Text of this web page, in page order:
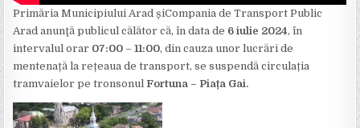
Primăria Municipiului Arad șiCompania de Transport Public
Arad anunţă publicul călător că, în data de 6 iulie 2024, în
intervalul orar 07:00 –11:00, din cauza unor lucrări de
mentenață la rețeaua de transport, se suspendă circulația
tramvaielor pe tronsonulFortuna – Piața Gai.